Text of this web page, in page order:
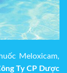
Meloxicam,
Ty CP Dược